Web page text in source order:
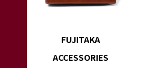
FUJITAKA
ACCESSORIES